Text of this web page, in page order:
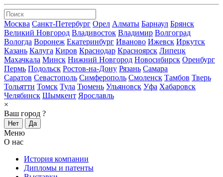
Москва Санкт-Петербург Орел Алматы Барнаул Брянск
Великий Новгород Владивосток Владимир Волгоград
Вологда Воронеж Екатеринбург Иваново Ижевск Иркутск
Казань Калуга Киров Краснодар Красноярск Липецк
Махачкала Минск Нижний Новгород Новосибирск Оренбург
Пермь Подольск Ростов-на-Дону Рязань Самара
Саратов Севастополь Симферополь Смоленск Тамбов Тверь
Тольятти Томск Тула Тюмень Ульяновск Уфа Хабаровск
Челябинск Шымкент Ярославль
×
Ваш город ?
Нет Да
Меню
О нас
История компании
Дипломы и патенты